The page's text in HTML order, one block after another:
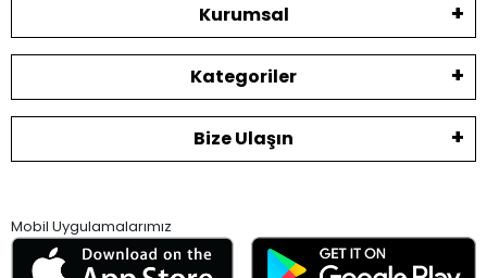
Kurumsal
Kategoriler
Bize Ulaşın
Mobil Uygulamalarımız